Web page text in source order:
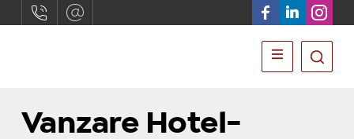
Vanzare Hotel-